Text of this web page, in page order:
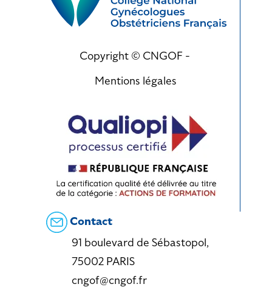
Copyright © CNGOF -
Mentions légales
Contact
91 boulevard de Sébastopol,
75002 PARIS
cngof@cngof.fr